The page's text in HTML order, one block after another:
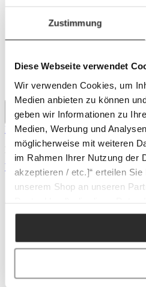
Zustimmung
Diese Webseite verwendet
Wir verwenden Cookies, um
Medien anbieten zu können
geben wir Informationen zu
Medien, Werbung und
möglicherweise mit weiteren
im Rahmen Ihrer Nutzung der
akzeptieren / etc.]“ erteilen
unserem Shop an unseren
Zwecken (z.B.
BRAFAB Gartenstuhl TURIN
Regulärer Preis:145 €
Weitere Varianten